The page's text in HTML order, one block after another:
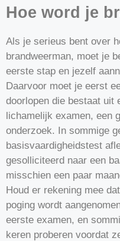
Hoe word je
Als je serieus bent over
brandweerman, moet je
eerste stap en jezelf
Daarvoor moet je eerst
doorlopen die bestaat uit
lichamelijk examen, een
onderzoek. In sommige
basisvaardigheidstest
gesolliciteerd naar een
misschien een paar
Houd er rekening mee
poging wordt
eerste examen, en
keren proberen voordat